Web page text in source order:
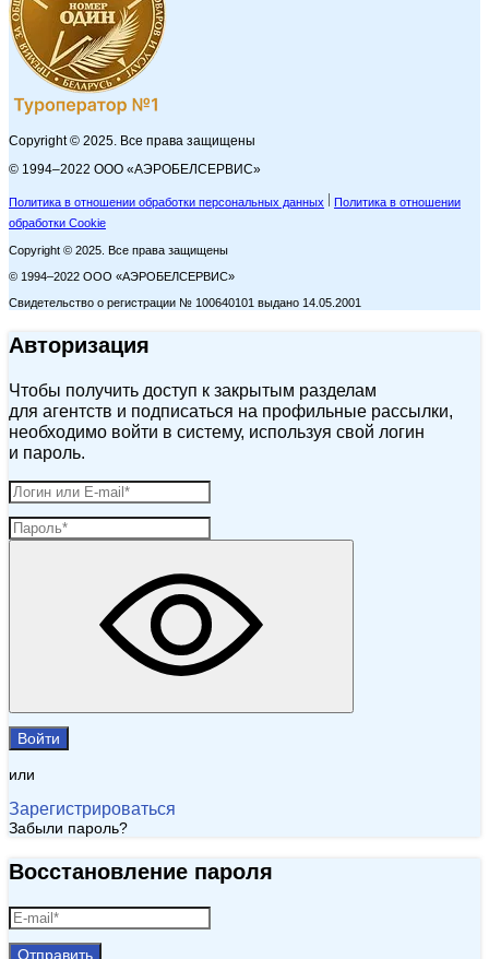
Copyright © 2025. Все права защищены
© 1994–2022 ООО «АЭРОБЕЛСЕРВИС»
Политика в отношении обработки персональных данных
Политика в отношении
обработки Cookie
Copyright © 2025. Все права защищены
© 1994–2022 ООО «АЭРОБЕЛСЕРВИС»
Свидетельство о регистрации № 100640101 выдано 14.05.2001
Авторизация
Чтобы получить доступ к закрытым разделам
для агентств и подписаться на профильные рассылки,
необходимо войти в систему, используя свой логин
и пароль.
Войти
или
Зарегистрироваться
Забыли пароль?
Восстановление пароля
Отправить